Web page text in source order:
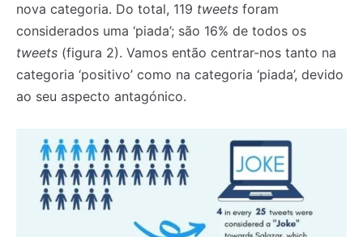
nova categoria. Do total, 119 tweets foram
considerados uma ‘piada’; são 16% de todos os
tweets (figura 2). Vamos então centrar-nos tanto na
categoria ‘positivo’ como na categoria ‘piada’, devido
ao seu aspecto antagónico.